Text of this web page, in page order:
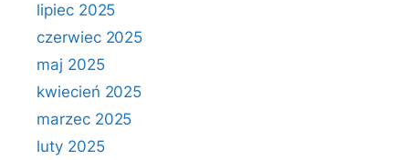
lipiec 2025
czerwiec 2025
maj 2025
kwiecień 2025
marzec 2025
luty 2025